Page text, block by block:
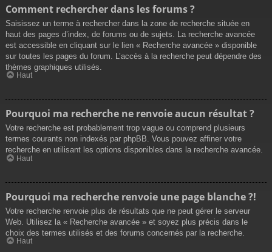
Comment rechercher dans les forums ?
Saisissez un terme à rechercher dans la zone de recherche située en
haut des pages d’index, de forums ou de sujets. La recherche avancée
est accessible en cliquant sur le lien « Recherche avancée » disponible
sur toutes les pages du forum. L’accès à la recherche peut dépendre des
thèmes graphiques utilisés.
Haut
Pourquoi ma recherche ne renvoie aucun résultat ?
Votre recherche est probablement trop vague ou comprend plusieurs
termes courants non indexés par phpBB. Vous pouvez affiner votre
recherche en utilisant les options disponibles dans la recherche avancée.
Haut
Pourquoi ma recherche renvoie une page blanche ?!
Votre recherche renvoie plus de résultats que ne peut gérer le serveur
Web. Utilisez la « Recherche avancée » et soyez plus précis dans le
choix des termes utilisés et des forums concernés par la recherche.
Haut